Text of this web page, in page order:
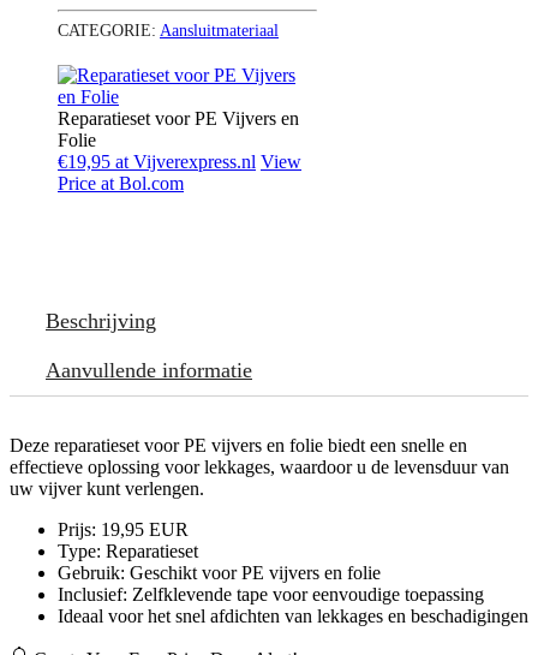
CATEGORIE: Aansluitmateriaal
Reparatieset voor PE Vijvers en
Folie
€19,95 at Vijverexpress.nl View
Price at Bol.com
Beschrijving
Aanvullende informatie
Deze reparatieset voor PE vijvers en folie biedt een snelle en
effectieve oplossing voor lekkages, waardoor u de levensduur van
uw vijver kunt verlengen.
Prijs: 19,95 EUR
Type: Reparatieset
Gebruik: Geschikt voor PE vijvers en folie
Inclusief: Zelfklevende tape voor eenvoudige toepassing
Ideaal voor het snel afdichten van lekkages en beschadigingen